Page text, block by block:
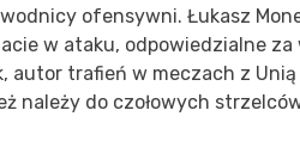
ofensywni. Łukasz
w ataku, odpowiedzialne za
autor trafień w meczach z
należy do czołowych